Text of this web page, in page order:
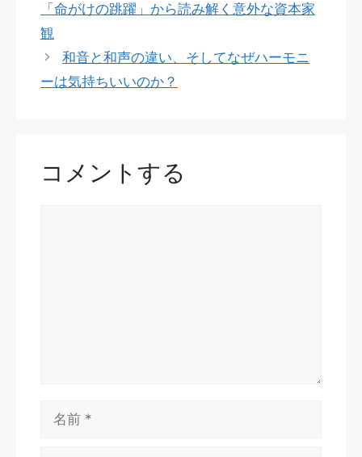
リ
「命がけの跳躍」から読み解く意外な資本家
観
和音と和声の違い、そしてなぜハーモニ
ーは気持ちいいのか？
コメントする